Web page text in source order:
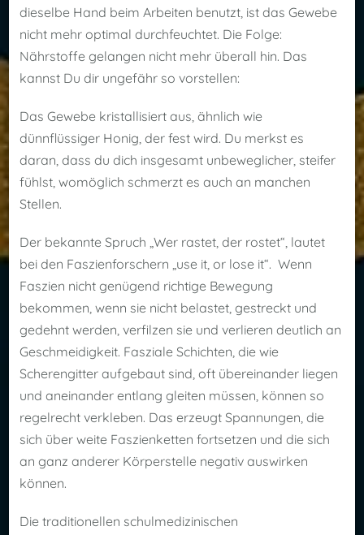
dieselbe Hand beim Arbeiten benutzt, ist das Gewebe
nicht mehr optimal durchfeuchtet. Die Folge:
Nährstoffe gelangen nicht mehr überall hin. Das
kannst Du dir ungefähr so vorstellen:
Das Gewebe kristallisiert aus, ähnlich wie
dünnflüssiger Honig, der fest wird. Du merkst es
daran, dass du dich insgesamt unbeweglicher, steifer
fühlst, womöglich schmerzt es auch an manchen
Stellen.
Der bekannte Spruch „Wer rastet, der rostet“, lautet
bei den Faszienforschern „use it, or lose it“. Wenn
Faszien nicht genügend richtige Bewegung
bekommen, wenn sie nicht belastet, gestreckt und
gedehnt werden, verfilzen sie und verlieren deutlich an
Geschmeidigkeit. Fasziale Schichten, die wie
Scherengitter aufgebaut sind, oft übereinander liegen
und aneinander entlang gleiten müssen, können so
regelrecht verkleben. Das erzeugt Spannungen, die
sich über weite Faszienketten fortsetzen und die sich
an ganz anderer Körperstelle negativ auswirken
können.
Die traditionellen schulmedizinischen